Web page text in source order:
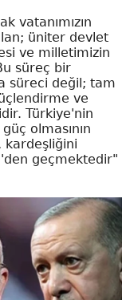
vatanımızın
üniter devlet
ve milletimizin
süreç bir
süreci değil; tam
ve
Türkiye'nin
olmasının
kardeşliğini
geçmektedir"